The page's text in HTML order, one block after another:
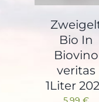
Bio In
Biovino
veritas
1Liter